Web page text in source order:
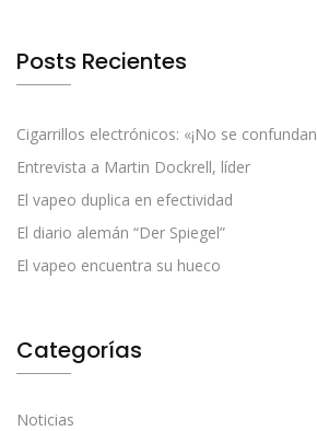
Posts Recientes
Cigarrillos electrónicos: «¡No se confundan
Entrevista a Martin Dockrell, líder
El vapeo duplica en efectividad
El diario alemán “Der Spiegel”
El vapeo encuentra su hueco
Categorías
Noticias